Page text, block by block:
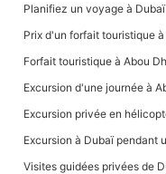
Planifiez un voyage à
Prix ​​d'un forfait touristique
Forfait touristique à Abou
Excursion d'une journée à
Excursion privée en
Excursion à Dubaï pendant
Visites guidées privées de